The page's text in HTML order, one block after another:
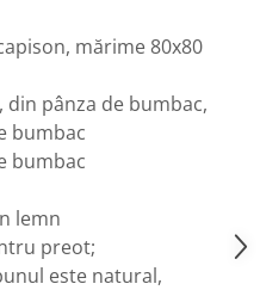
mărime 80x80
din pânza de bumbac,
bumbac
bumbac
lemn
preot;
este natural,